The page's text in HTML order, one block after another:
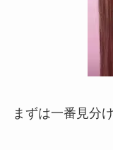
まずは一番見分